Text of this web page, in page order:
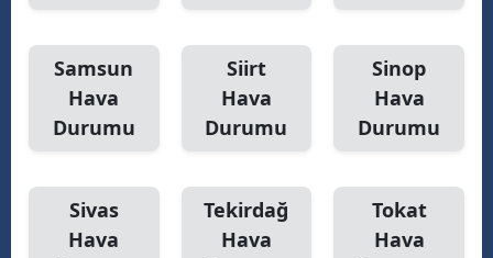
Samsun
Hava
Durumu
Siirt
Hava
Durumu
Sinop
Hava
Durumu
Sivas
Hava
Tekirdağ
Hava
Tokat
Hava